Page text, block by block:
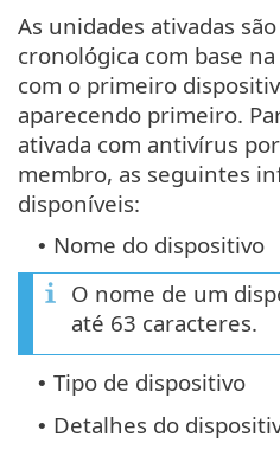
As unidades ativadas
cronológica com base
com o primeiro
aparecendo primeiro.
ativada com antivírus
membro, as seguintes
disponíveis:
• Nome do dispositivo
O nome de um
até 63 caracteres.
• Tipo de dispositivo
• Detalhes do